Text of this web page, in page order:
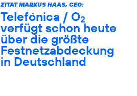
ZITAT MARKUS HAAS, CEO:
Telefónica / O2
verfügt schon heute
über die größte
Festnetzabdeckung
in Deutschland